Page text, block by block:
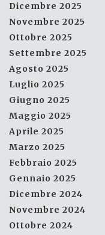
Dicembre 2025
Novembre 2025
Ottobre 2025
Settembre 2025
Agosto 2025
Luglio 2025
Giugno 2025
Maggio 2025
Aprile 2025
Marzo 2025
Febbraio 2025
Gennaio 2025
Dicembre 2024
Novembre 2024
Ottobre 2024